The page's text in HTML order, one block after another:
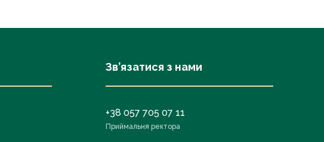
Зв’язатися з нами
+38 057 705 07 11
Приймальня ректора